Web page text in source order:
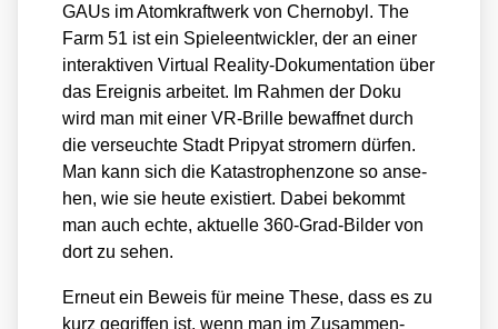
GAUs im Atom­kraft­werk von Cher­no­byl. The
Farm 51 ist ein Spie­le­ent­wick­ler, der an einer
inter­ak­ti­ven Vir­tu­al Rea­li­ty-Doku­men­ta­ti­on über
das Ereig­nis arbei­tet. Im Rah­men der Doku
wird man mit einer VR-Bril­le bewaff­net durch
die ver­seuch­te Stadt Pri­pyat stromern dür­fen.
Man kann sich die Kata­stro­phen­zo­ne so anse­
hen, wie sie heu­te exis­tiert. Dabei bekommt
man auch ech­te, aktu­el­le 360-Grad-Bil­der von
dort zu sehen.
Erneut ein Beweis für mei­ne The­se, dass es zu
kurz gegrif­fen ist, wenn man im Zusam­men­